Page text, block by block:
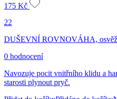
175 Kč
22
DUŠEVNÍ ROVNOVÁHA,
0 hodnocení
Navozuje pocit vnitřního klidu a
starosti plynout pryč.